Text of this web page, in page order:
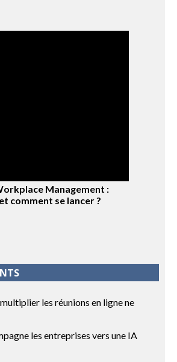
Management :
comment se lancer ?
les réunions en ligne ne
les entreprises vers une IA